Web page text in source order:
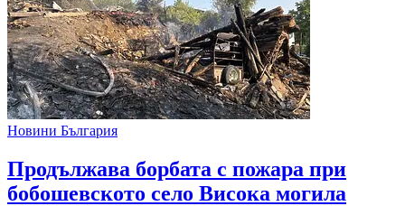
Новини България
Продължава борбата с пожара при
бобошевското село Висока могила